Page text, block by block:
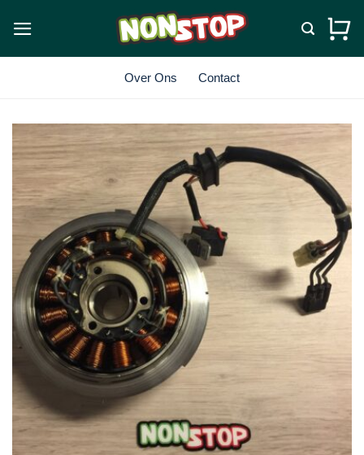
naar
Over Ons Contact